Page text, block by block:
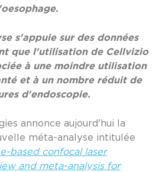
s'appuie sur des données
que l'utilisation de Cellvizio
à une moindre utilisation
et à un nombre réduit de
d'endoscopie.
annonce aujourd'hui la
méta-analyse intitulée
based confocal laser
and meta-analysis for